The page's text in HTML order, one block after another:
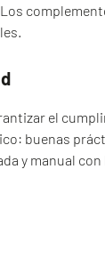
el
buenas
y manual con